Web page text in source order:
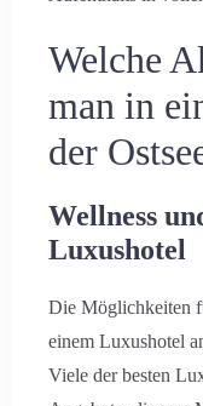
Welche
man in
der
Wellness
Luxushotel
Die Möglichkeiten
einem Luxushotel
Viele der besten